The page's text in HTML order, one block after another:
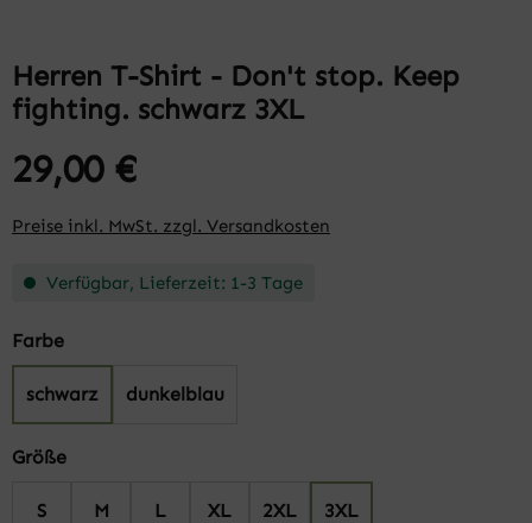
Herren T-Shirt - Don't stop. Keep
fighting. schwarz 3XL
29,00 €
Preise inkl. MwSt. zzgl. Versandkosten
Verfügbar, Lieferzeit: 1-3 Tage
Farbeauswählen
schwarz dunkelblau
Größeauswählen
S M L XL 2XL 3XL